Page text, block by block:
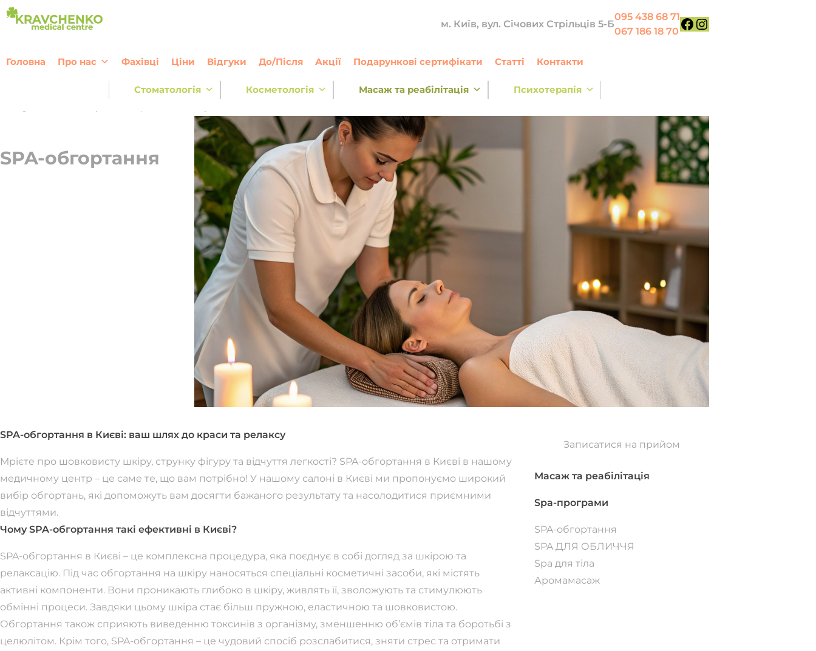
Перейти до вмісту
м. Київ, вул. Січових Стрільців 5-Б
095 438 68 71
067 186 18 70
Головна Про нас Фахівці Ціни Відгуки До/Після Акції Подарункові сертифікати Статті Контакти
Стоматологія Косметологія Масаж та реабілітація Психотерапія
SPA-обгортання
SPA-обгортання в Києві: ваш шлях до краси та релаксу
Мрієте про шовковисту шкіру, струнку фігуру та відчуття легкості? SPA-обгортання в Києві в нашому
медичному центр – це саме те, що вам потрібно! У нашому салоні в Києві ми пропонуємо широкий
вибір обгортань, які допоможуть вам досягти бажаного результату та насолодитися приємними
відчуттями.
Чому SPA-обгортання такі ефективні в Києві?
SPA-обгортання в Києві – це комплексна процедура, яка поєднує в собі догляд за шкірою та
релаксацію. Під час обгортання на шкіру наносяться спеціальні косметичні засоби, які містять
активні компоненти. Вони проникають глибоко в шкіру, живлять її, зволожують та стимулюють
обмінні процеси. Завдяки цьому шкіра стає більш пружною, еластичною та шовковистою.
Обгортання також сприяють виведенню токсинів з організму, зменшенню об’ємів тіла та боротьбі з
целюлітом. Крім того, SPA-обгортання – це чудовий спосіб розслабитися, зняти стрес та отримати
Записатися на прийом
Масаж та реабілітація
Spa-програми
SPA-обгортання
SPA ДЛЯ ОБЛИЧЧЯ
Spa для тіла
Аромамасаж